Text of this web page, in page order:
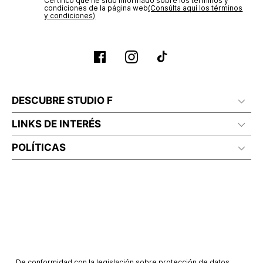
condiciones de la página web‎(Consúlta aquí los términos
y condiciones)
DESCUBRE STUDIO F
LINKS DE INTERÉS
POLÍTICAS